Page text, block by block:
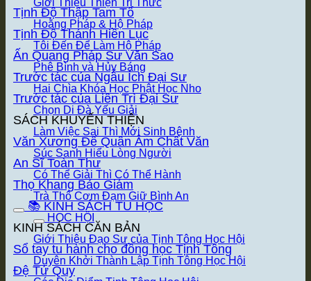
Giới Thiệu Thiện Tri Thức
Hoằng Pháp & Hộ Pháp
Tôi Đến Để Làm Hộ Pháp
Phê Bình và Hủy Báng
Hai Chìa Khóa Học Phật Học Nho
Chọn Di Đà Yếu Giải
Làm Việc Sai Thì Mới Sinh Bệnh
Súc Sanh Hiểu Lòng Người
Có Thể Giải Thì Có Thể Hành
Trà Thô Cơm Đạm Giữ Bình An
HỌC HỘI
Giới Thiệu Đạo Sư của Tịnh Tông Học Hội
Duyên Khởi Thành Lập Tịnh Tông Học Hội
Tịnh Độ Thập Tam Tổ
Tịnh Độ Thánh Hiền Lục
Ấn Quang Pháp Sư Văn Sao
Trước tác của Ngẫu Ích Đại Sư
Trước tác của Liên Trì Đại Sư
SÁCH KHUYẾN THIỆN
Văn Xương Đế Quân Âm Chất Văn
An Sĩ Toàn Thư
Thọ Khang Bảo Giám
📚 KINH SÁCH TU HỌC
KINH SÁCH CĂN BẢN
Sổ tay tu hành cho đồng học Tịnh Tông
Đệ Tử Quy